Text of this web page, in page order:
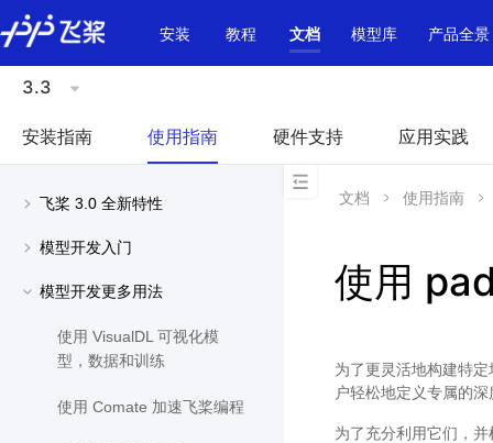
\u200E
安装
教程 文档 模型库 产品全景
3.3
安装指南 使用指南 硬件支持 应用实践
飞桨 3.0 全新特性
模型开发入门
模型开发更多用法
使用 VisualDL 可视化模
型，数据和训练
使用 Comate 加速飞桨编程
文档 使用指南
使用
为了更灵活地构建特
户轻松地定义专属的
为了充分利用它们，